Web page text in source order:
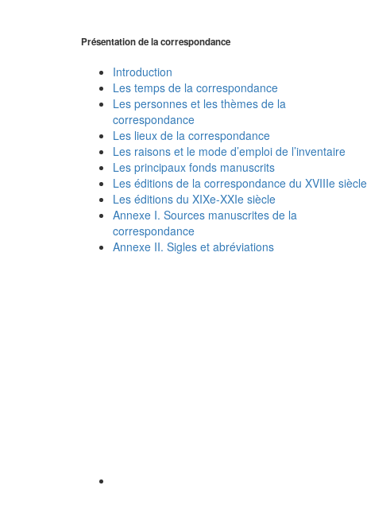
Présentation de la correspondance
Introduction
Les temps de la correspondance
Les personnes et les thèmes de la
correspondance
Les lieux de la correspondance
Les raisons et le mode d’emploi de l’inventaire
Les principaux fonds manuscrits
Les éditions de la correspondance du XVIIIe siècle
Les éditions du XIXe-XXIe siècle
Annexe I. Sources manuscrites de la
correspondance
Annexe II. Sigles et abréviations